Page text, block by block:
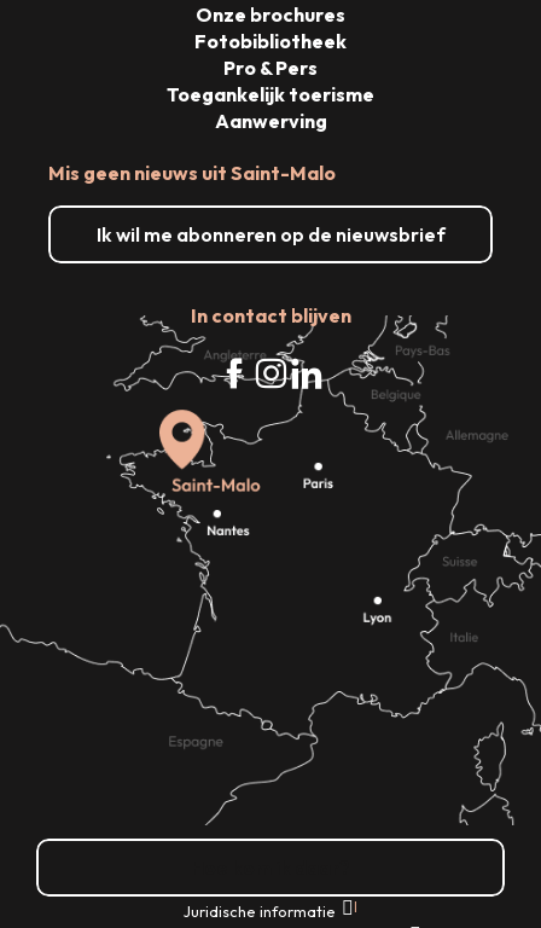
Mis geen nieuws uit Saint-Malo
Ik wil me abonneren op de nieuwsbrief
In contact blijven
Onze brochures
Fotobibliotheek
Pro & Pers
Toegankelijk toerisme
Aanwerving
Juridische informatie |